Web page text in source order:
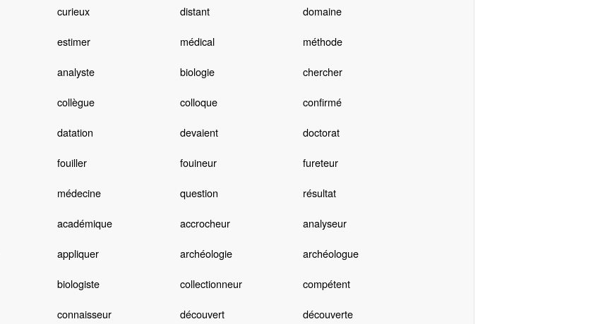
curieux distant domaine
estimer médical méthode
analyste biologie chercher
collègue colloque confirmé
datation devaient doctorat
fouiller fouineur fureteur
médecine question résultat
académique accrocheur analyseur
appliquer archéologie archéologue
biologiste collectionneur compétent
connaisseur découvert découverte